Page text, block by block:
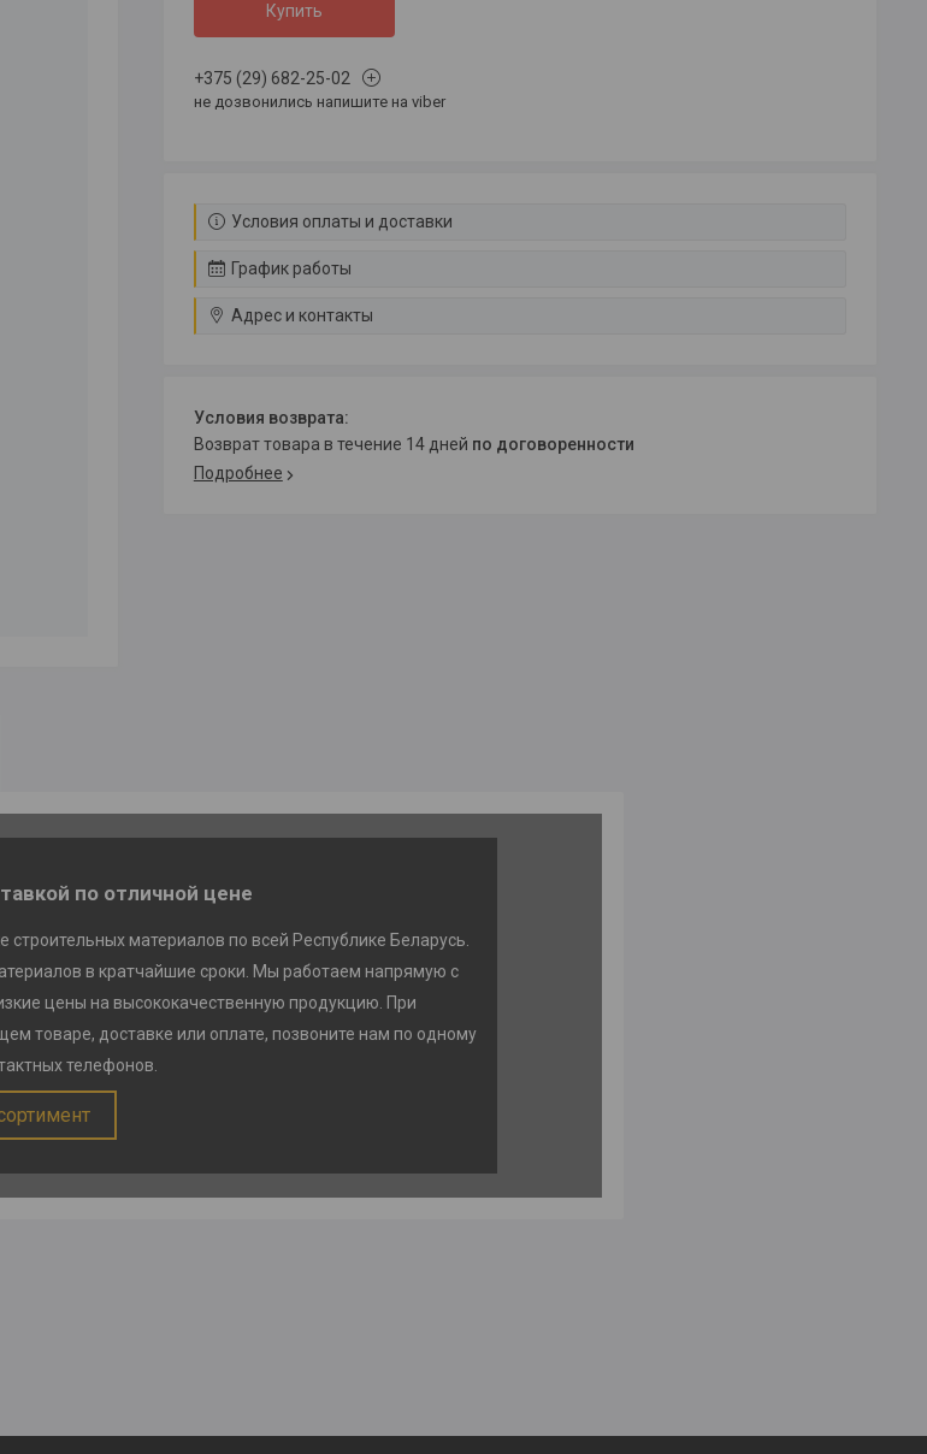
Купить
+375 (29) 682-25-02
не дозвонились напишите на viber
Условия оплаты и доставки
График работы
Адрес и контакты
возврат товара в течение 14 дней по договоренности
Подробнее
по отличной цене
материалов по всей Республике Беларусь.
в кратчайшие сроки. Мы работаем напрямую с
цены на высококачественную продукцию. При
товаре, доставке или оплате, позвоните нам по одному
телефонов.